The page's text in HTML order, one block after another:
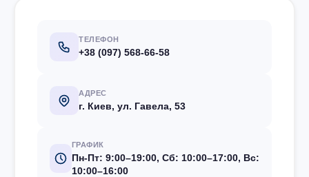
ТЕЛЕФОН
+38 (097) 568-66-58
АДРЕС
г. Киев, ул. Гавела, 53
ГРАФИК
Пн-Пт: 9:00–19:00, Сб: 10:00–17:00, Вс:
10:00–16:00